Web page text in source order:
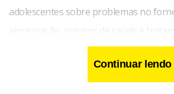
adolescentes sobre problemas no
alimentação, serviços de saúde e
funcionários dos locais.
Continuar lendo